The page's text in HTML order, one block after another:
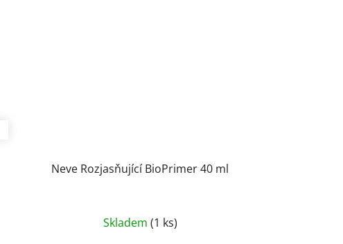
Neve Rozjasňující BioPrimer 40 ml
Skladem (1 ks)